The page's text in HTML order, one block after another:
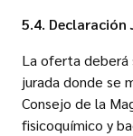
5.4. Declaración
La oferta deberá
jurada donde se
Consejo de la
fisicoquímico y